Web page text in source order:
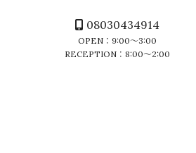
08030434914
OPEN：9:00～3:00
RECEPTION：8:00～2:00